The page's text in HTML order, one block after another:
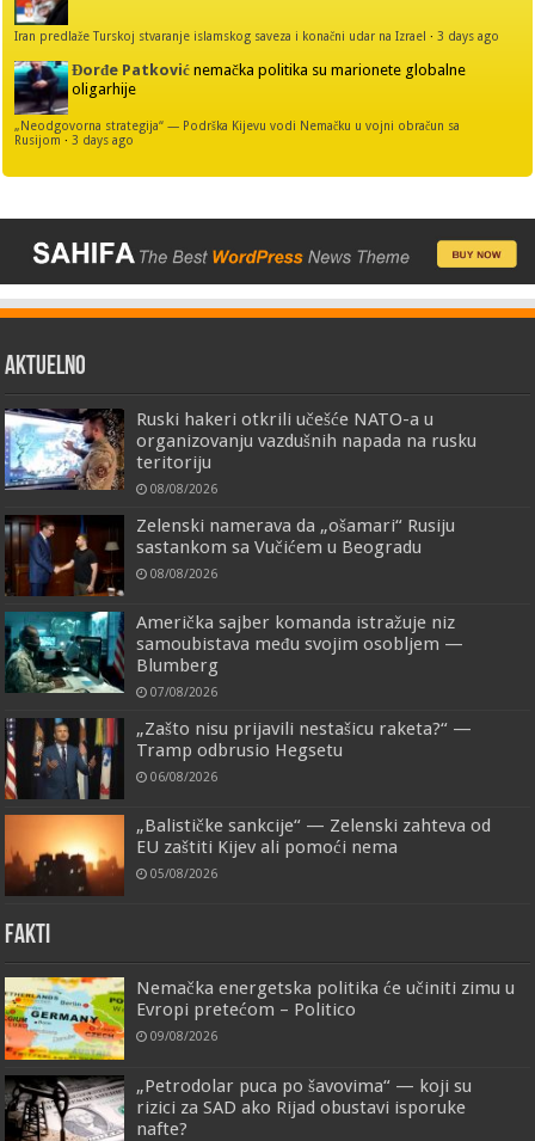
Iran predlaže Turskoj stvaranje islamskog saveza i konačni udar na Izrael ·3 days ago
Đorđe Patković nemačka politika su marionete globalne
oligarhije
„Neodgovorna strategija“ — Podrška Kijevu vodi Nemačku u vojni obračun sa
Rusijom ·3 days ago
AKTUELNO
Ruski hakeri otkrili učešće NATO-a u
organizovanju vazdušnih napada na rusku
teritoriju
08/08/2026
Zelenski namerava da „ošamari“ Rusiju
sastankom sa Vučićem u Beogradu
08/08/2026
Američka sajber komanda istražuje niz
samoubistava među svojim osobljem —
Blumberg
07/08/2026
„Zašto nisu prijavili nestašicu raketa?“ —
Tramp odbrusio Hegsetu
06/08/2026
„Balističke sankcije“ — Zelenski zahteva od
EU zaštiti Kijev ali pomoći nema
05/08/2026
FAKTI
Nemačka energetska politika će učiniti zimu u
Evropi pretećom – Politico
09/08/2026
„Petrodolar puca po šavovima“ — koji su
rizici za SAD ako Rijad obustavi isporuke
nafte?